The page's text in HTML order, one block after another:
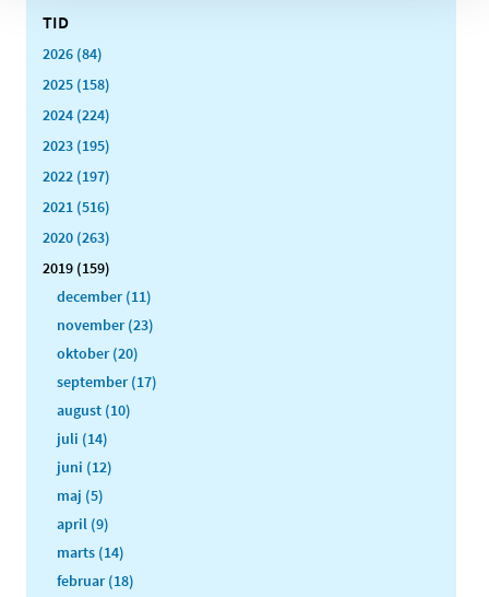
TID
2026 (84)
2025 (158)
2024 (224)
2023 (195)
2022 (197)
2021 (516)
2020 (263)
2019 (159)
december (11)
november (23)
oktober (20)
september (17)
august (10)
juli (14)
juni (12)
maj (5)
april (9)
marts (14)
februar (18)